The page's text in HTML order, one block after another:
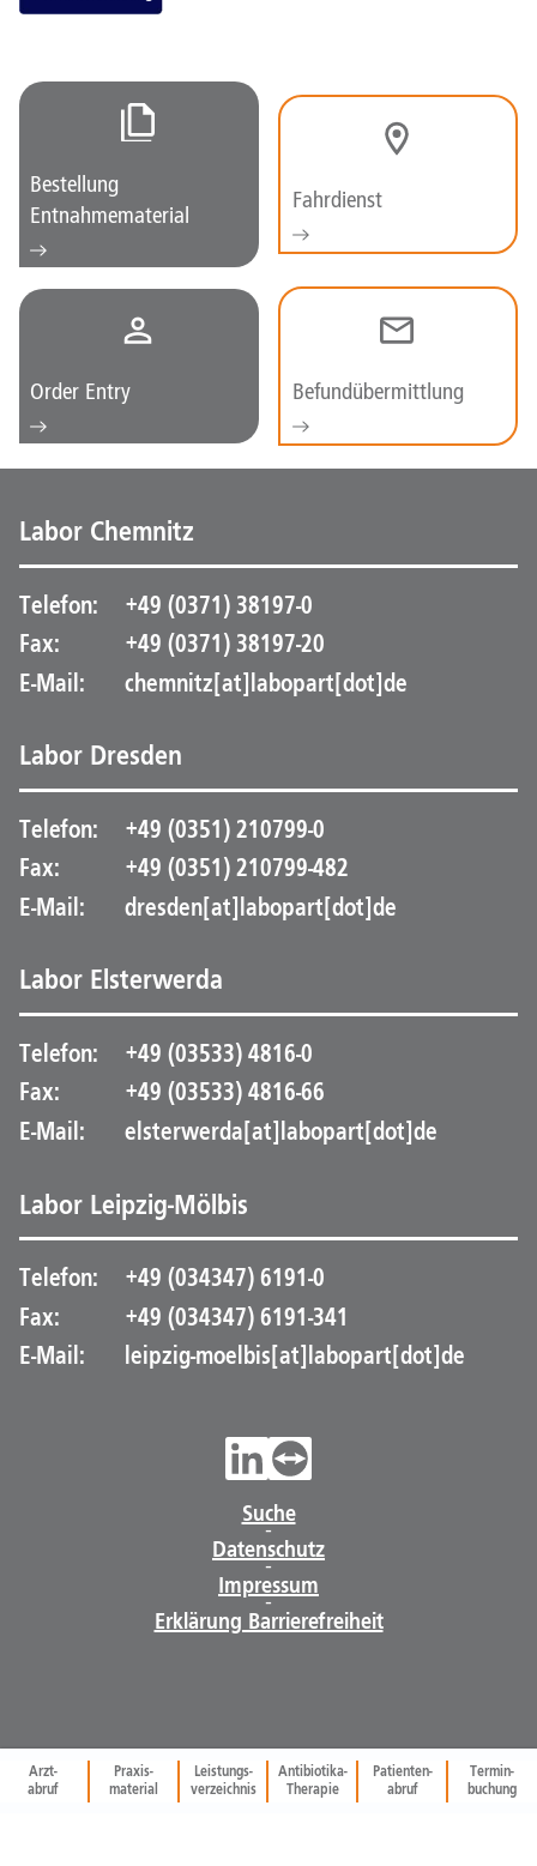
Arzt-
abruf
Praxis-
material
Leistungs-
verzeichnis
Antibiotika-
Therapie
Patienten-
abruf
Termin-
buchung
Bestellung
Entnahmematerial
Fahrdienst
Order Entry Befundübermittlung
Labor Chemnitz
Telefon:
+49 (0371) 38197-0
Fax:
+49 (0371) 38197-20
E-Mail:
chemnitz[at]labopart[dot]de
Labor Dresden
Telefon:
+49 (0351) 210799-0
Fax:
+49 (0351) 210799-482
E-Mail:
dresden[at]labopart[dot]de
Labor Elsterwerda
Telefon:
+49 (03533) 4816-0
Fax:
+49 (03533) 4816-66
E-Mail:
elsterwerda[at]labopart[dot]de
Labor Leipzig-Mölbis
Telefon:
+49 (034347) 6191-0
Fax:
+49 (034347) 6191-341
E-Mail:
leipzig-moelbis[at]labopart[dot]de
Suche
-
Datenschutz
-
Impressum
-
Erklärung Barrierefreiheit